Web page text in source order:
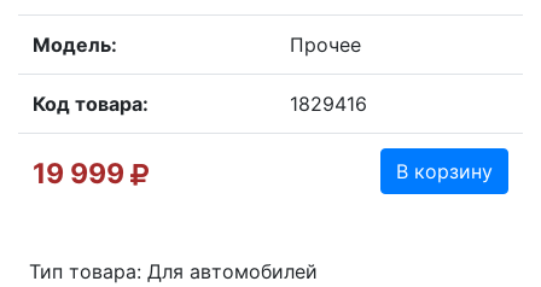
Модель: Прочее
Код товара: 1829416
19 999 В корзину
Тип товара: Для автомобилей